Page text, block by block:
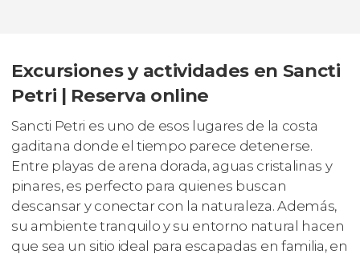
Excursiones y actividades en Sancti
Petri | Reserva online
Sancti Petri es uno de esos lugares de la costa
gaditana donde el tiempo parece detenerse.
Entre playas de arena dorada, aguas cristalinas y
pinares, es perfecto para quienes buscan
descansar y conectar con la naturaleza. Además,
su ambiente tranquilo y su entorno natural hacen
que sea un sitio ideal para escapadas en familia, en